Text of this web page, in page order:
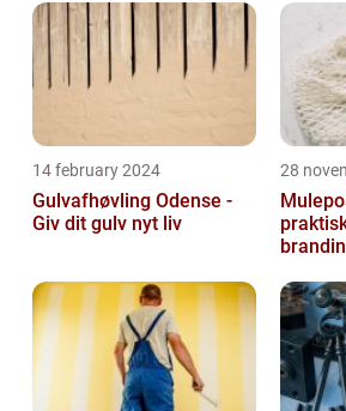
14 february 2024
Gulvafhøvling Odense -
Giv dit gulv nyt liv
28